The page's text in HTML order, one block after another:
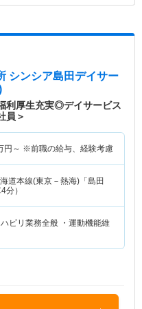
シンシア島田デイサー
利厚生充実◎デイサービス
員＞
円～ ※前職の給与、経験考慮
海道本線(東京－熱海)「島田
分）
ビリ業務全般 ・運動機能維